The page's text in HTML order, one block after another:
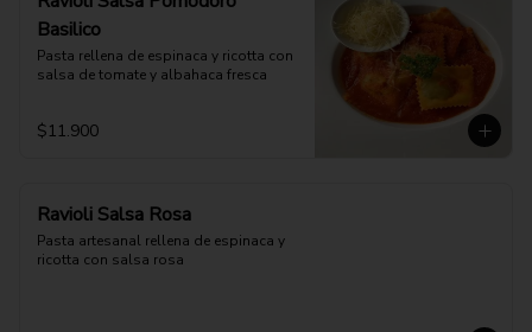
Basilico
Pasta rellena de espinaca y ricotta con
salsa de tomate y albahaca fresca
$11.900
Ravioli Salsa Rosa
Pasta artesanal rellena de espinaca y
ricotta con salsa rosa